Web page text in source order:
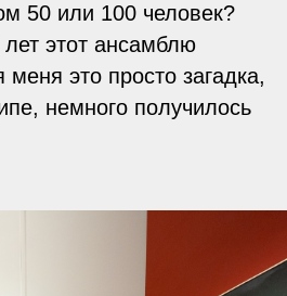
50 или 100 человек?
этот ансамблю
меня это просто загадка,
немного получилось